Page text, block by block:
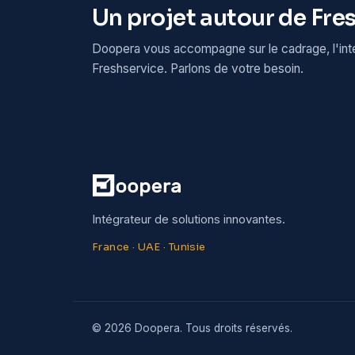
Un projet autour de
Doopera vous accompagne sur le cadrage,
Freshservice. Parlons de votre besoin.
Intégrateur de solutions innovantes.
France · UAE · Tunisie
© 2026 Doopera. Tous droits réservés.